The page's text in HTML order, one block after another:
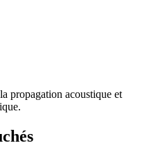
propagation acoustique et